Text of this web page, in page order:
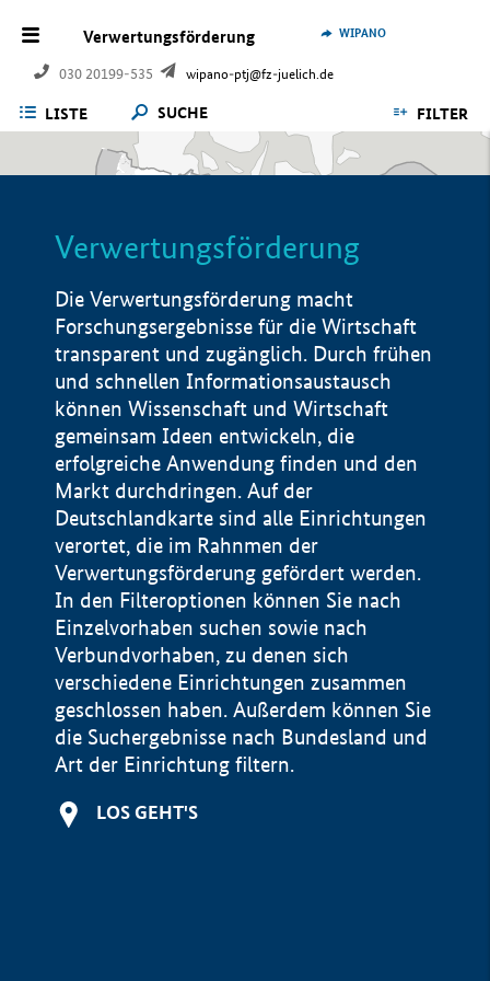
Verwertungsförderung
030 20199-535 wipano-ptj@fz-juelich.de
WIPANO
LISTE SUCHE FILTER
Verwertungsförderung
Die Verwertungsförderung macht
Forschungsergebnisse für die Wirtschaft
transparent und zugänglich. Durch frühen
und schnellen Informationsaustausch
können Wissenschaft und Wirtschaft
gemeinsam Ideen entwickeln, die
erfolgreiche Anwendung finden und den
Markt durchdringen. Auf der
Deutschlandkarte sind alle Einrichtungen
verortet, die im Rahnmen der
Verwertungsförderung gefördert werden.
In den Filteroptionen können Sie nach
Einzelvorhaben suchen sowie nach
Verbundvorhaben, zu denen sich
verschiedene Einrichtungen zusammen
geschlossen haben. Außerdem können Sie
die Suchergebnisse nach Bundesland und
Art der Einrichtung filtern.
LOS GEHT'S